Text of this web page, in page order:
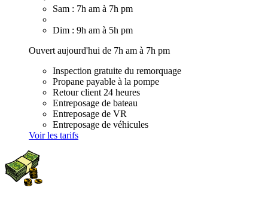
Sam : 7h am à 7h pm
Dim : 9h am à 5h pm
Ouvert aujourd'hui de 7h am à 7h pm
Inspection gratuite du remorquage
Propane payable à la pompe
Retour client 24 heures
Entreposage de bateau
Entreposage de VR
Entreposage de véhicules
Voir les tarifs